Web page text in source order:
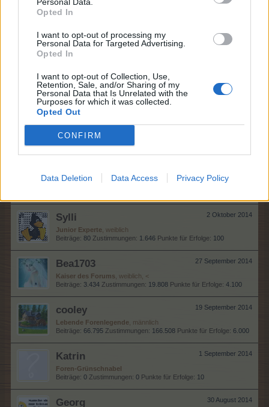
Opted In
I want to opt-out of processing my
Personal Data for Targeted Advertising.
Opted In
I want to opt-out of Collection, Use,
Retention, Sale, and/or Sharing of my
Personal Data that Is Unrelated with the
Purposes for which it was collected.
Opted Out
CONFIRM
Data Deletion Data Access Privacy Policy
Beiträge: 3.702
HHer-Deern
Lebende Forenlegende, <
Beiträge:
Shira1002
Fortgeschrittener, <
Beiträge: 149 Zustimmungen: 1.820 Punkte für Erfolge:
Celine1507
Foren-Grünschnabel
Beiträge: 0 Zustimmungen:
bauerfreund0976
Laufenlerner
2 Oktober 2014
Sylli
Junior Experte , weiblich
Beiträge: 80 Zustimmungen: 1.646 Punkte für Erfolge: 100
27 September 2014
Bea1703
Kaiser des Forums , weiblich, <
Beiträge: 3.434 Zustimmungen: 19.808 Punkte für Erfolge: 4.100
19 September 2014
cooley
Lebende Forenlegende , männlich
Beiträge: 66.795 Zustimmungen: 166.508 Punkte für Erfolge: 6.000
1 September 2014
Katrin
Foren-Grünschnabel
Beiträge: 0 Zustimmungen: 0 Punkte für Erfolge: 10
30 August 2014
Georg